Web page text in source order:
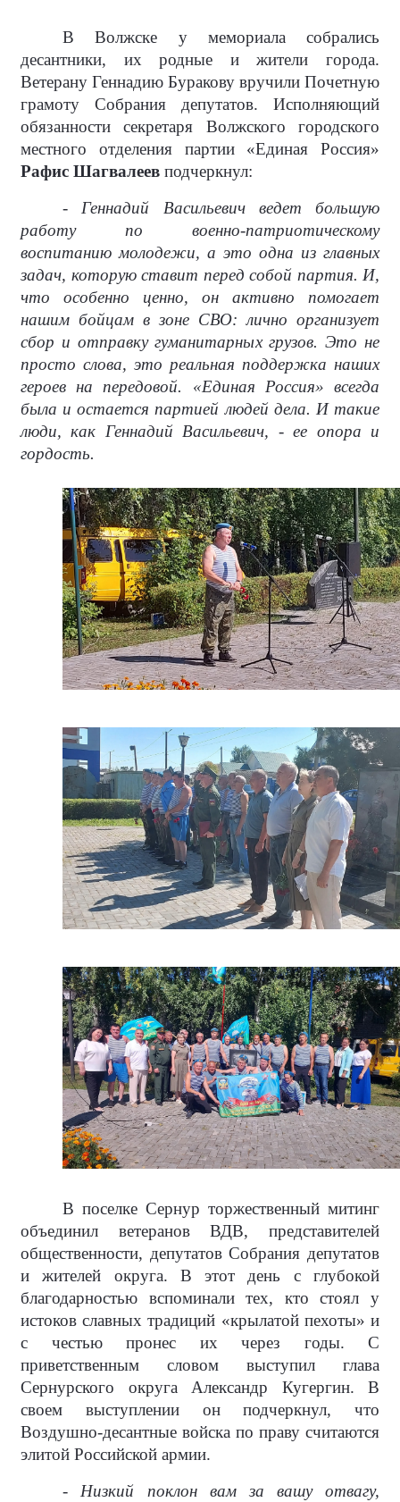
В Волжске у мемориала собрались
десантники, их родные и жители города.
Ветерану Геннадию Буракову вручили Почетную
грамоту Собрания депутатов. Исполняющий
обязанности секретаря Волжского городского
местного отделения партии «Единая Россия»
Рафис Шагвалеев подчеркнул:
- Геннадий Васильевич ведет большую
работу по военно-патриотическому
воспитанию молодежи, а это одна из главных
задач, которую ставит перед собой партия. И,
что особенно ценно, он активно помогает
нашим бойцам в зоне СВО: лично организует
сбор и отправку гуманитарных грузов. Это не
просто слова, это реальная поддержка наших
героев на передовой. «Единая Россия» всегда
была и остается партией людей дела. И такие
люди, как Геннадий Васильевич, - ее опора и
гордость.
В поселке Сернур торжественный митинг
объединил ветеранов ВДВ, представителей
общественности, депутатов Собрания депутатов
и жителей округа. В этот день с глубокой
благодарностью вспоминали тех, кто стоял у
истоков славных традиций «крылатой пехоты» и
с честью пронес их через годы. С
приветственным словом выступил глава
Сернурского округа Александр Кугергин. В
своем выступлении он подчеркнул, что
Воздушно-десантные войска по праву считаются
элитой Российской армии.
- Низкий поклон вам за вашу отвагу,